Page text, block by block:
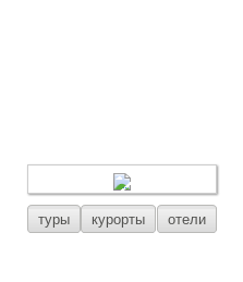
туры курорты отели